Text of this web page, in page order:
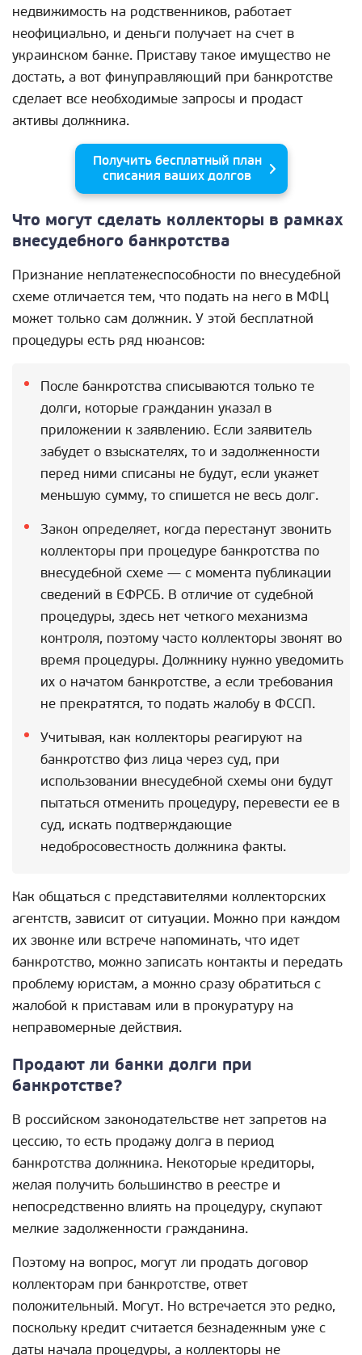
недвижимость на родственников, работает
неофициально, и деньги получает на счет в
украинском банке. Приставу такое имущество не
достать, а вот финуправляющий при банкротстве
сделает все необходимые запросы и продаст
активы должника.
Получить бесплатный план
списания ваших долгов
Что могут сделать коллекторы в рамках
внесудебного банкротства
Признание неплатежеспособности по внесудебной
схеме отличается тем, что подать на него в МФЦ
может только сам должник. У этой бесплатной
процедуры есть ряд нюансов:
После банкротства списываются только те
долги, которые гражданин указал в
приложении к заявлению. Если заявитель
забудет о взыскателях, то и задолженности
перед ними списаны не будут, если укажет
меньшую сумму, то спишется не весь долг.
Закон определяет, когда перестанут звонить
коллекторы при процедуре банкротства по
внесудебной схеме — с момента публикации
сведений в ЕФРСБ. В отличие от судебной
процедуры, здесь нет четкого механизма
контроля, поэтому часто коллекторы звонят во
время процедуры. Должнику нужно уведомить
их о начатом банкротстве, а если требования
не прекратятся, то подать жалобу в ФССП.
Учитывая, как коллекторы реагируют на
банкротство физ лица через суд, при
использовании внесудебной схемы они будут
пытаться отменить процедуру, перевести ее в
суд, искать подтверждающие
недобросовестность должника факты.
Как общаться с представителями коллекторских
агентств, зависит от ситуации. Можно при каждом
их звонке или встрече напоминать, что идет
банкротство, можно записать контакты и передать
проблему юристам, а можно сразу обратиться с
жалобой к приставам или в прокуратуру на
неправомерные действия.
Продают ли банки долги при
банкротстве?
В российском законодательстве нет запретов на
цессию, то есть продажу долга в период
банкротства должника. Некоторые кредиторы,
желая получить большинство в реестре и
непосредственно влиять на процедуру, скупают
мелкие задолженности гражданина.
Поэтому на вопрос, могут ли продать договор
коллекторам при банкротстве, ответ
положительный. Могут. Но встречается это редко,
поскольку кредит считается безнадежным уже с
даты начала процедуры, а коллекторы не